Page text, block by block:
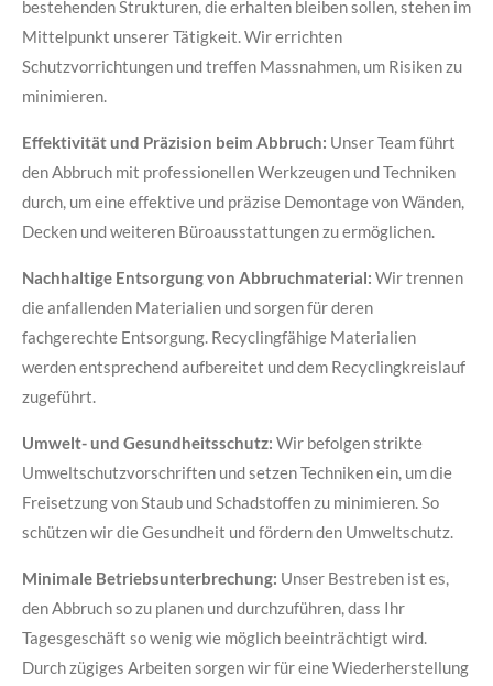
bestehenden Strukturen, die erhalten bleiben sollen, stehen im
Mittelpunkt unserer Tätigkeit. Wir errichten
Schutzvorrichtungen und treffen Massnahmen, um Risiken zu
minimieren.
Effektivität und Präzision beim Abbruch: Unser Team führt
den Abbruch mit professionellen Werkzeugen und Techniken
durch, um eine effektive und präzise Demontage von Wänden,
Decken und weiteren Büroausstattungen zu ermöglichen.
Nachhaltige Entsorgung von Abbruchmaterial: Wir trennen
die anfallenden Materialien und sorgen für deren
fachgerechte Entsorgung. Recyclingfähige Materialien
werden entsprechend aufbereitet und dem Recyclingkreislauf
zugeführt.
Umwelt- und Gesundheitsschutz: Wir befolgen strikte
Umweltschutzvorschriften und setzen Techniken ein, um die
Freisetzung von Staub und Schadstoffen zu minimieren. So
schützen wir die Gesundheit und fördern den Umweltschutz.
Minimale Betriebsunterbrechung: Unser Bestreben ist es,
den Abbruch so zu planen und durchzuführen, dass Ihr
Tagesgeschäft so wenig wie möglich beeinträchtigt wird.
Durch zügiges Arbeiten sorgen wir für eine Wiederherstellung